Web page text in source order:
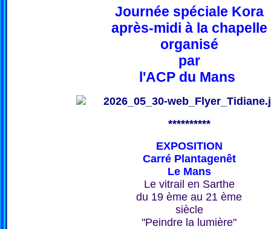
Journée spéciale Kora
après-midi à la chapelle
organisé
par
l'ACP du Mans
**********
EXPOSITION
Carré Plantagenêt
Le Mans
Le vitrail en Sarthe
du 19 ème au 21 ème
siècle
"Peindre la lumière"